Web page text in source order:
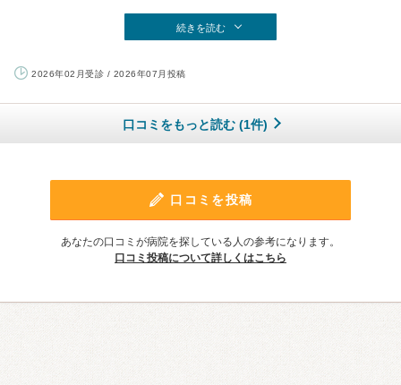
続きを読む
2026年02月受診 / 2026年07月投稿
口コミをもっと読む (1件)
口コミを投稿
あなたの口コミが病院を探している人の参考になります。
口コミ投稿について詳しくはこちら